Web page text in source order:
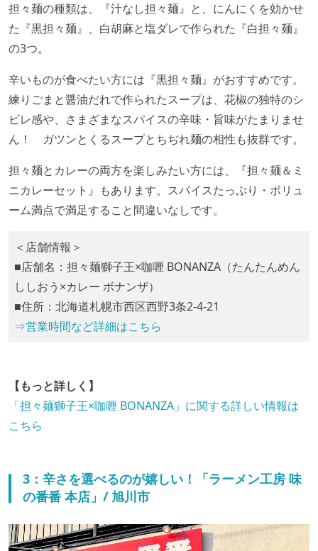
担々麺の種類は、『汁なし担々麺』と、にんにくを効かせ
た『黒担々麺』、白胡麻と塩ダレで作られた『白担々麺』
の3つ。
辛いものが食べたい方には『黒担々麺』がおすすめです。
練りごまと醤油だれで作られたスープは、花椒の独特のシ
ビレ感や、さまざまなスパイスの辛味・旨味がたまりませ
ん！ ガツンとくるスープとちぢれ麺の相性も抜群です。
担々麺とカレーの両方を楽しみたい方には、『担々麺＆ミ
ニカレーセット』もあります。スパイスたっぷり・ボリュ
ーム満点で満足すること間違いなしです。
＜店舗情報＞
■店舗名：担々麺獅子王×咖喱 BONANZA（たんたんめん
ししおう×カレー ボナンザ）
■住所：北海道札幌市西区西野3条2‐4‐21
⇒営業時間など詳細はこちら
【もっと詳しく】
「担々麺獅子王×咖喱 BONANZA」に関する詳しい情報は
こちら
3：辛さを選べるのが嬉しい！「ラーメン工房 味
の番番 本店」/ 旭川市